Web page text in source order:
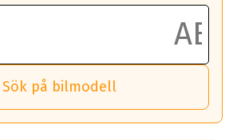
från klass A
ha 6,5% bättre
än ett klass G däck.
man kör 10,000 km,
liter bränsle med ett
Sök på bilmodell